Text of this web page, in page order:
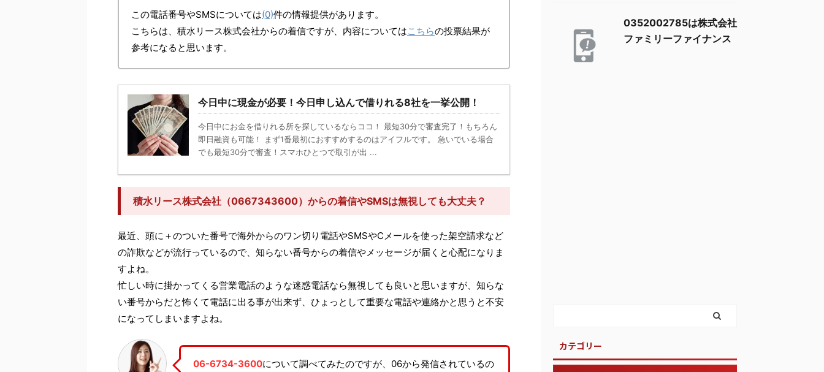
この電話番号やSMSについては(0)件の情報提供があります。
こちらは、積水リース株式会社からの着信ですが、内容についてはこちらの投票結果が
参考になると思います。
今日中に現金が必要！今日申し込んで借りれる8社を一挙公開！
今日中にお金を借りれる所を探しているならココ！ 最短30分で審査完了！もちろん
即日融資も可能！ まず1番最初におすすめするのはアイフルです。 急いでいる場合
でも最短30分で審査！スマホひとつで取引が出 ...
積水リース株式会社（0667343600）からの着信やSMSは無視しても大丈夫？
最近、頭に＋のついた番号で海外からのワン切り電話やSMSやCメールを使った架空請求など
の詐欺などが流行っているので、知らない番号からの着信やメッセージが届くと心配になりま
すよね。
忙しい時に掛かってくる営業電話のような迷惑電話なら無視しても良いと思いますが、知らな
い番号からだと怖くて電話に出る事が出来ず、ひょっとして重要な電話や連絡かと思うと不安
になってしまいますよね。
06-6734-3600について調べてみたのですが、06から発信されているの
0352002785は株式会社
ファミリーファイナンス
カテゴリー